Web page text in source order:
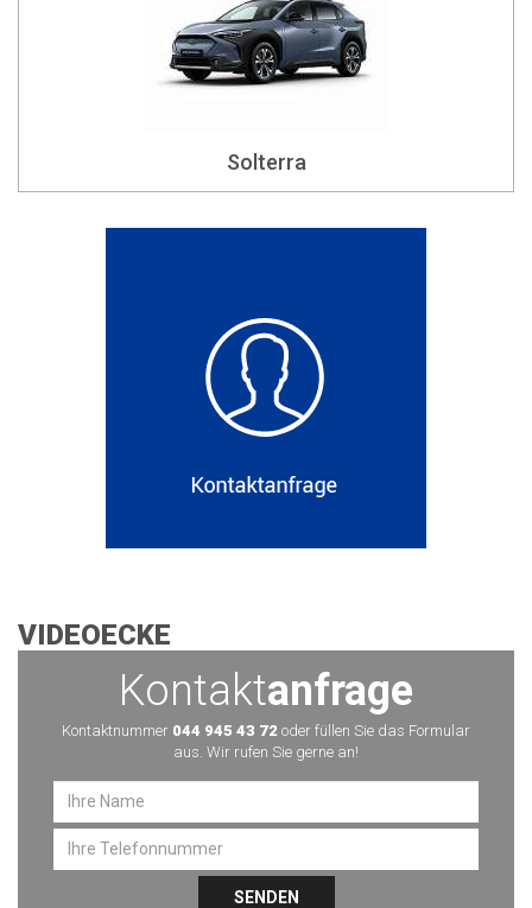
Solterra
VIDEOECKE
Kontaktanfrage
Kontaktnummer 044 945 43 72 oder füllen Sie das Formular
aus. Wir rufen Sie gerne an!
SENDEN